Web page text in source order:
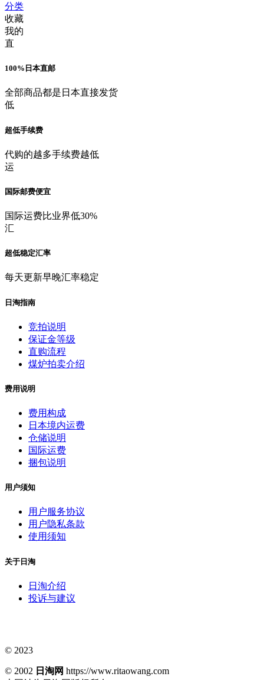
分类
收藏
我的
直
100%日本直邮
全部商品都是日本直接发货
低
超低手续费
代购的越多手续费越低
运
国际邮费便宜
国际运费比业界低30%
汇
超低稳定汇率
每天更新早晚汇率稳定
日淘指南
竞拍说明
保证金等级
直购流程
煤炉拍卖介绍
费用说明
费用构成
日本境内运费
仓储说明
国际运费
捆包说明
用户须知
用户服务协议
用户隐私条款
使用须知
关于日淘
日淘介绍
投诉与建议
© 2023
© 2002 日淘网 https://www.ritaowang.com